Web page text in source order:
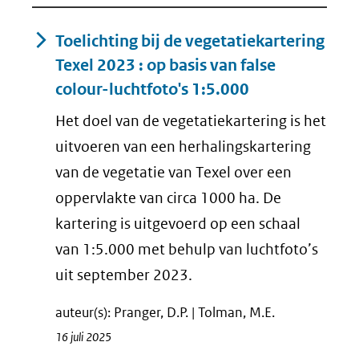
Toelichting bij de vegetatiekartering
Texel 2023 : op basis van false
colour-luchtfoto's 1:5.000
Het doel van de vegetatiekartering is het
uitvoeren van een herhalingskartering
van de vegetatie van Texel over een
oppervlakte van circa 1000 ha. De
kartering is uitgevoerd op een schaal
van 1:5.000 met behulp van luchtfoto’s
uit september 2023.
auteur(s): Pranger, D.P. | Tolman, M.E.
16 juli 2025